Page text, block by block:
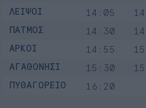
ΛΕΙΨΟΙ
14:05
ΠΑΤΜΟΣ
14:30
ΑΡΚΟΙ
14:55
ΑΓΑΘΟΝΗΣΙ
15:30
ΠΥΘΑΓΟΡΕΙΟ
16:20